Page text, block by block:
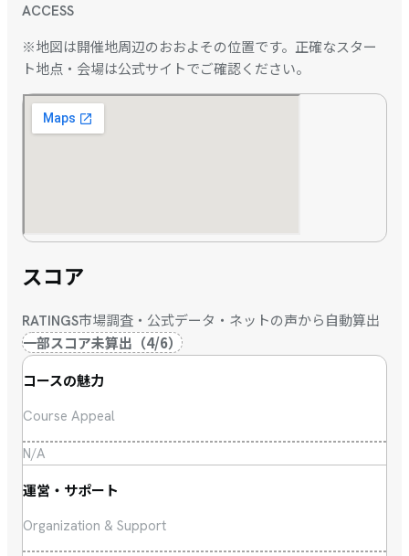
ACCESS
※地図は開催地周辺のおおよその位置です。正確なスター
ト地点・会場は公式サイトでご確認ください。
スコア
RATINGS市場調査・公式データ・ネットの声から自動算出
一部スコア未算出 （4/6）
コースの魅力
Course Appeal
N/A
運営・サポート
Organization & Support